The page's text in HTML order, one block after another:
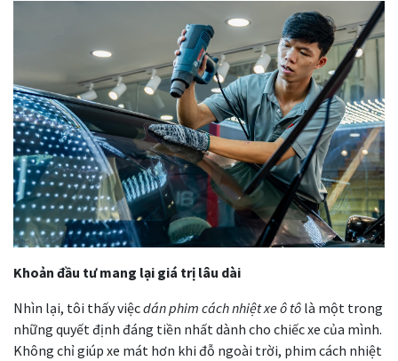
Khoản đầu tư mang lại giá trị lâu dài
Nhìn lại, tôi thấy việcdán phim cách nhiệt xe ô tô là một trong
những quyết định đáng tiền nhất dành cho chiếc xe của mình.
Không chỉ giúp xe mát hơn khi đỗ ngoài trời, phim cách nhiệt